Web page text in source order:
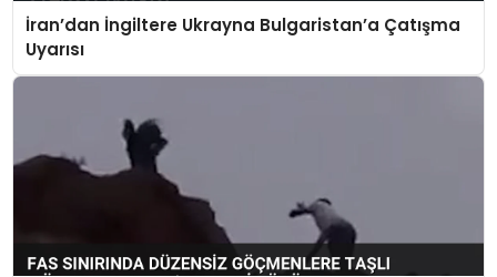
İran’dan İngiltere Ukrayna Bulgaristan’a Çatışma
Uyarısı